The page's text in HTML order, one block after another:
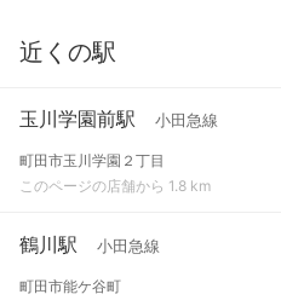
近くの駅
玉川学園前駅 小田急線
町田市玉川学園２丁目
このページの店舗から 1.8 km
鶴川駅 小田急線
町田市能ケ谷町